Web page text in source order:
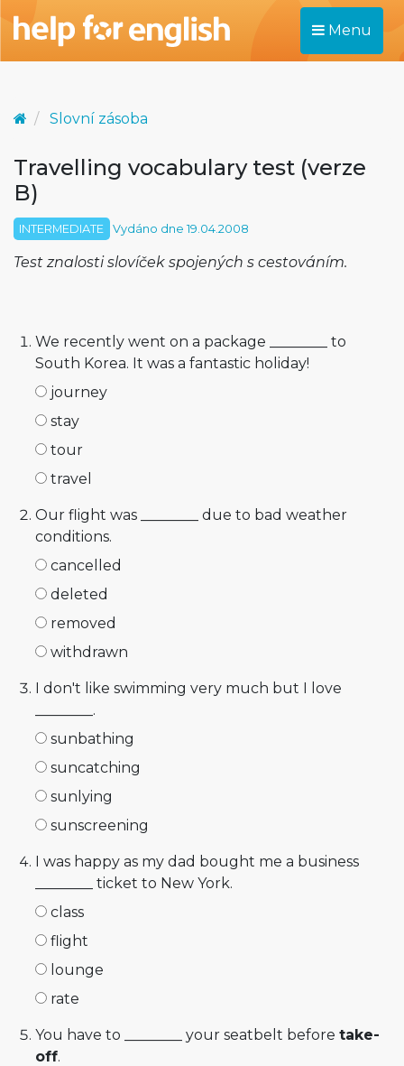
Menu
Slovní zásoba
Travelling vocabulary test (verze
B)
INTERMEDIATE Vydáno dne 19.04.2008
Test znalosti slovíček spojených s cestováním.
We recently went on a package ________ to
South Korea. It was a fantastic holiday!
journey
stay
tour
travel
Our flight was ________ due to bad weather
conditions.
cancelled
deleted
removed
withdrawn
I don't like swimming very much but I love
________.
sunbathing
suncatching
sunlying
sunscreening
I was happy as my dad bought me a business
________ ticket to New York.
class
flight
lounge
rate
You have to ________ your seatbelt before take-
off.